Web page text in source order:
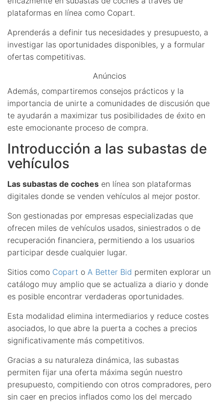
plataformas en línea como Copart.
Aprenderás a definir tus necesidades y presupuesto, a
investigar las oportunidades disponibles, y a formular
ofertas competitivas.
Anúncios
Además, compartiremos consejos prácticos y la
importancia de unirte a comunidades de discusión que
te ayudarán a maximizar tus posibilidades de éxito en
este emocionante proceso de compra.
Introducción a las subastas de
vehículos
Las subastas de coches en línea son plataformas
digitales donde se venden vehículos al mejor postor.
Son gestionadas por empresas especializadas que
ofrecen miles de vehículos usados, siniestrados o de
recuperación financiera, permitiendo a los usuarios
participar desde cualquier lugar.
Sitios como Copart o A Better Bid permiten explorar un
catálogo muy amplio que se actualiza a diario y donde
es posible encontrar verdaderas oportunidades.
Esta modalidad elimina intermediarios y reduce costes
asociados, lo que abre la puerta a coches a precios
significativamente más competitivos.
Gracias a su naturaleza dinámica, las subastas
permiten fijar una oferta máxima según nuestro
presupuesto, compitiendo con otros compradores, pero
sin caer en precios inflados como los del mercado